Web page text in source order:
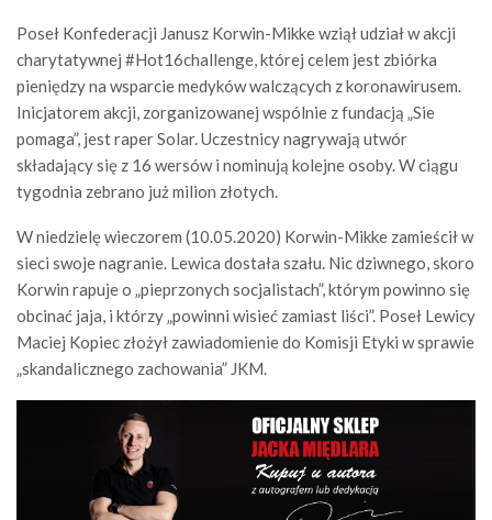
Poseł Konfederacji Janusz Korwin-Mikke wziął udział w akcji
charytatywnej #Hot16challenge, której celem jest zbiórka
pieniędzy na wsparcie medyków walczących z koronawirusem.
Inicjatorem akcji, zorganizowanej wspólnie z fundacją „Sie
pomaga”, jest raper Solar. Uczestnicy nagrywają utwór
składający się z 16 wersów i nominują kolejne osoby. W ciągu
tygodnia zebrano już milion złotych.
W niedzielę wieczorem (10.05.2020) Korwin-Mikke zamieścił w
sieci swoje nagranie. Lewica dostała szału. Nic dziwnego, skoro
Korwin rapuje o „pieprzonych socjalistach”, którym powinno się
obcinać jaja, i którzy „powinni wisieć zamiast liści”. Poseł Lewicy
Maciej Kopiec złożył zawiadomienie do Komisji Etyki w sprawie
„skandalicznego zachowania” JKM.